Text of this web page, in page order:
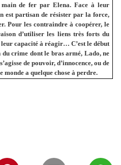
de fer par Elena. Face à leur
est partisan de résister par la force,
Pour les contraindre à coopérer, le
d’utiliser les liens très forts du
capacité à réagir… C’est le début
du crime dont le bras armé, Lado, ne
de pouvoir, d’innocence, ou de
monde a quelque chose à perdre.